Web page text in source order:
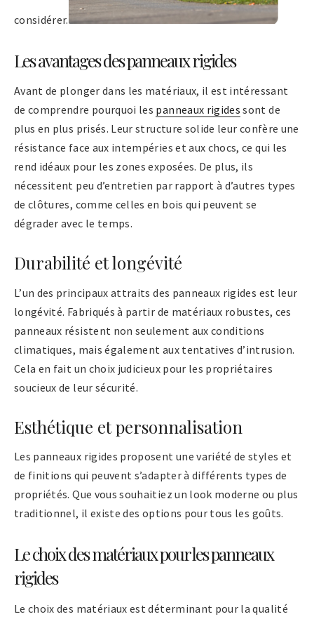
considérer.
Les avantages des panneaux rigides
Avant de plonger dans les matériaux, il est intéressant
de comprendre pourquoi les panneaux rigides sont de
plus en plus prisés. Leur structure solide leur confère une
résistance face aux intempéries et aux chocs, ce qui les
rend idéaux pour les zones exposées. De plus, ils
nécessitent peu d’entretien par rapport à d’autres types
de clôtures, comme celles en bois qui peuvent se
dégrader avec le temps.
Durabilité et longévité
L’un des principaux attraits des panneaux rigides est leur
longévité. Fabriqués à partir de matériaux robustes, ces
panneaux résistent non seulement aux conditions
climatiques, mais également aux tentatives d’intrusion.
Cela en fait un choix judicieux pour les propriétaires
soucieux de leur sécurité.
Esthétique et personnalisation
Les panneaux rigides proposent une variété de styles et
de finitions qui peuvent s’adapter à différents types de
propriétés. Que vous souhaitiez un look moderne ou plus
traditionnel, il existe des options pour tous les goûts.
Le choix des matériaux pour les panneaux
rigides
Le choix des matériaux est déterminant pour la qualité